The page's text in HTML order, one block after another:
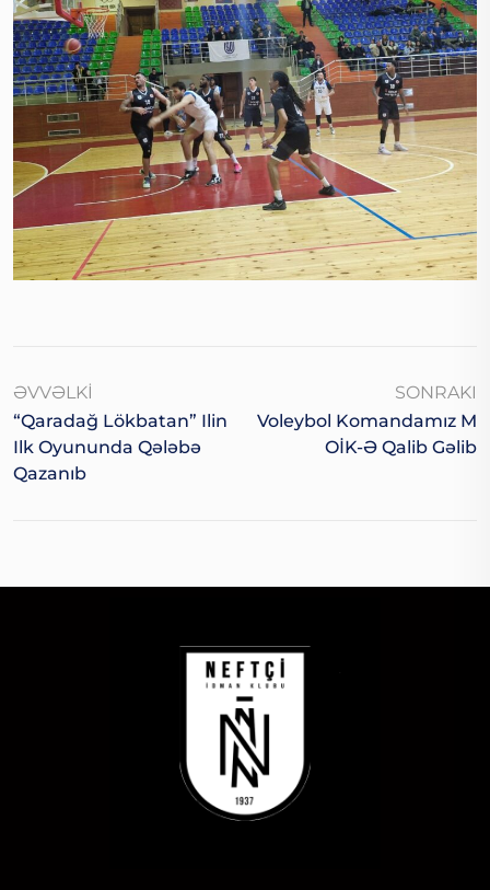
ƏVVƏLKI
“Qaradağ Lökbatan” Ilin
Ilk Oyununda Qələbə
Qazanıb
SONRAKI
Voleybol Komandamız M
OİK-Ə Qalib Gəlib